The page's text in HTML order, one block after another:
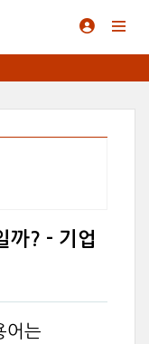
까? - 기업
어는